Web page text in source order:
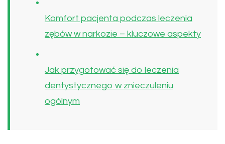
Komfort pacjenta podczas leczenia
zębów w narkozie – kluczowe aspekty
Jak przygotować się do leczenia
dentystycznego w znieczuleniu
ogólnym